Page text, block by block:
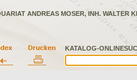
KATALOG-
ANDREAS MOSER, INH. WALTER